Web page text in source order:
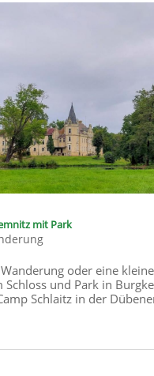
mit Park
oder eine kleine
Schloss und Park in
Schlaitz in der